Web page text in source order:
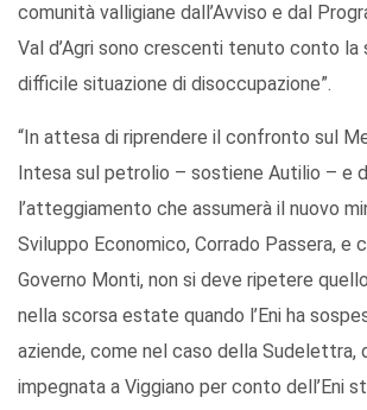
comunità valligiane dall’Avviso e dal
Val d’Agri sono crescenti tenuto conto la
difficile situazione di disoccupazione”.
“In attesa di riprendere il confronto sul
Intesa sul petrolio – sostiene Autilio – e
l’atteggiamento che assumerà il nuovo
Sviluppo Economico, Corrado Passera, e
Governo Monti, non si deve ripetere
nella scorsa estate quando l’Eni ha
aziende, come nel caso della Sudelettra,
impegnata a Viggiano per conto dell’Eni